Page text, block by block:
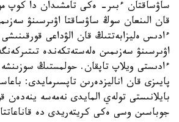
ساۋساقتان ءبىر- ەكى تامشىدان دا كوپ
قان الىنعان سوڭ ساۋساقتا اۋىرسىنۋ
ءادىس ەليزابەتتىڭ قان الۋداعى
اۋىرسىنۋ سەزىمىن ەلەستەتكەندە
پايىزى قان اناليزدەرىن تاپسىرمايدى:
بايلانىستى تولەي المايدى نەمەسە
جوباسىن وسى ەكى كريتەريدى دە